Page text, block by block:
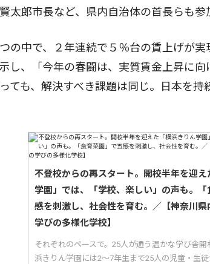
太郎市長など、県内自治体の首長らも参
の中で、２年連続で５％台の賃上げが
し、「今年の春闘は、実質賃金上昇に向
ても、解決すべき課題は同じ。日本を
不登校からの再スタート。開校半年を迎え
学園」では、「学校、楽しい」の声も。
感を刺激し、社会性を育む。／【神奈川県
学びの多様化学校】
それぞれのペースで。25人が通う温かな学び舎
浜きりん学園には2〜7年生まで25人の児童・生